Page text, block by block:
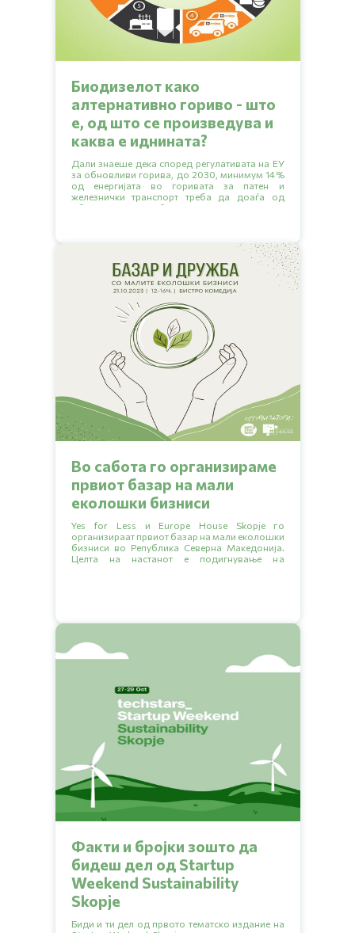
Биодизелот како
алтернативно гориво - што
е, од што се произведува и
каква е иднината?
Дали знаеше дека според регулативата на ЕУ
за обновливи горива, до 2030, минимум 14%
од енергијата во горивата за патен и
железнички транспорт треба да доаѓа од
обновливи извори? Прочитај ја статијата да
Во сабота го организираме
првиот базар на мали
еколошки бизниси
Yes for Less и Europe House Skopje го
организираат првиот базар на мали еколошки
бизниси во Република Северна Македонија.
Целта на настанот е подигнување на
Факти и бројки зошто да
бидеш дел од Startup
Weekend Sustainability
Skopje
Биди и ти дел од првото тематско издание на